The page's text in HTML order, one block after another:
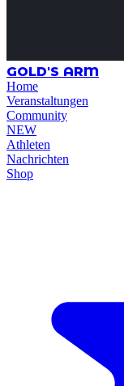
GOLD'S ARM
Home
Veranstaltungen
Community
NEW
Athleten
Nachrichten
Shop